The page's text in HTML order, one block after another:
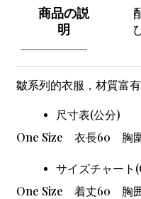
商品の説
明
皺系列的衣服，材質富
尺寸表(公分)
One Size 衣長60 胸
サイズチャート
One Size 着丈60 胸